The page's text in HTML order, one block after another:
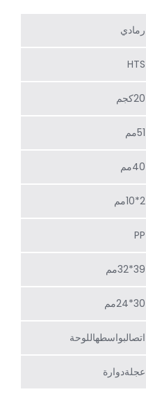
رمادي
HTS
20كجم
51مم
40مم
2*10مم
PP
39*32مم
30*24مم
اتصالبواسطهاللوحة
عجلةدوارة